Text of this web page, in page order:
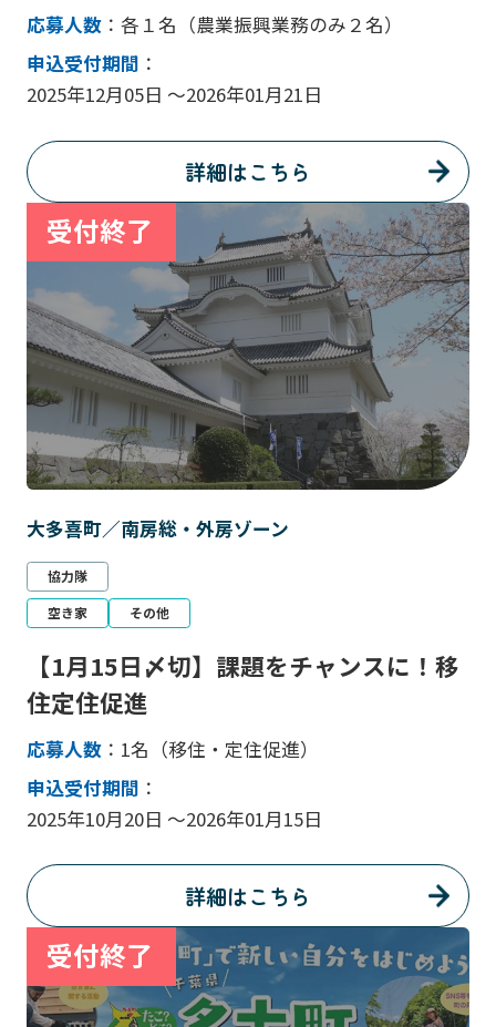
応募人数：各１名（農業振興業務のみ２名）
申込受付期間 ：
2025年12月05日 ～2026年01月21日
詳細はこちら
大多喜町／南房総・外房ゾーン
協力隊
空き家
その他
【1月15日〆切】課題をチャンスに！移
住定住促進
応募人数：1名（移住・定住促進）
申込受付期間 ：
2025年10月20日 ～2026年01月15日
詳細はこちら